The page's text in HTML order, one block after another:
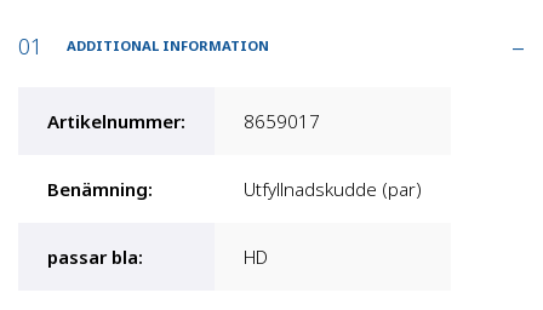
ADDITIONAL INFORMATION
Artikelnummer: 8659017
Benämning: Utfyllnadskudde (par)
passar bla: HD